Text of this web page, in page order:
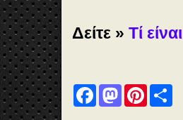
Δείτε » Τί
F
a
M
a
P